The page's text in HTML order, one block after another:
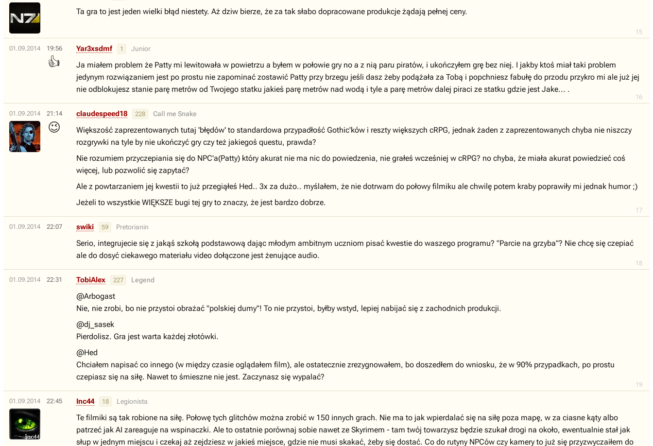
15
Ta gra to jest jeden wielki błąd niestety. Aż dziw bierze, że za tak słabo dopracowane produkcje żądają pełnej ceny.
01.09.2014 19:56
👍
16
Yar3xsdmf 1 Junior
Ja miałem problem że Patty mi lewitowała w powietrzu a byłem w połowie gry no a z nią paru piratów, i ukończyłem grę bez niej. I jakby ktoś miał taki problem
jedynym rozwiązaniem jest po prostu nie zapominać zostawić Patty przy brzegu jeśli dasz żeby podążała za Tobą i popchniesz fabułę do przodu przykro mi ale już jej
nie odblokujesz stanie parę metrów od Twojego statku jakieś parę metrów nad wodą i tyle a parę metrów dalej piraci ze statku gdzie jest Jake... .
01.09.2014 21:14
😉
17
claudespeed18 228 Call me Snake
Większość zaprezentowanych tutaj 'błędów' to standardowa przypadłość Gothic'ków i reszty większych cRPG, jednak żaden z zaprezentowanych chyba nie niszczy
rozgrywki na tyle by nie ukończyć gry czy też jakiegoś questu, prawda?
Nie rozumiem przyczepiania się do NPC'a(Patty) który akurat nie ma nic do powiedzenia, nie grałeś wcześniej w cRPG? no chyba, że miała akurat powiedzieć coś
więcej, lub pozwolić się zapytać?
Ale z powtarzaniem jej kwestii to już przegiąłeś Hed.. 3x za dużo.. myślałem, że nie dotrwam do połowy filmiku ale chwilę potem kraby poprawiły mi jednak humor ;)
Jeżeli to wszystkie WIĘKSZE bugi tej gry to znaczy, że jest bardzo dobrze.
01.09.2014 22:07
18
swiki 59 Pretorianin
Serio, integrujecie się z jakąś szkołą podstawową dając młodym ambitnym uczniom pisać kwestie do waszego programu? "Parcie na grzyba"? Nie chcę się czepiać
ale do dosyć ciekawego materiału video dołączone jest żenujące audio.
01.09.2014 22:31
19
TobiAlex 227 Legend
@Arbogast
Nie, nie zrobi, bo nie przystoi obrażać "polskiej dumy"! To nie przystoi, byłby wstyd, lepiej nabijać się z zachodnich produkcji.
@dj_sasek
Pierdolisz. Gra jest warta każdej złotówki.
@Hed
Chciałem napisać co innego (w między czasie oglądałem film), ale ostatecznie zrezygnowałem, bo doszedłem do wniosku, że w 90% przypadkach, po prostu
czepiasz się na siłę. Nawet to śmieszne nie jest. Zaczynasz się wypalać?
01.09.2014 22:45 Inc44 18 Legionista
Te filmiki są tak robione na siłę. Połowę tych glitchów można zrobić w 150 innych grach. Nie ma to jak wpierdalać się na siłę poza mapę, w za ciasne kąty albo
patrzeć jak AI zareaguje na wspinaczki. Ale to ostatnie porównaj sobie nawet ze Skyrimem - tam twój towarzysz będzie szukał drogi na około, ewentualnie stał jak
słup w jednym miejscu i czekaj aż zejdziesz w jakieś miejsce, gdzie nie musi skakać, żeby się dostać. Co do rutyny NPCów czy kamery to już się przyzwyczaiłem do